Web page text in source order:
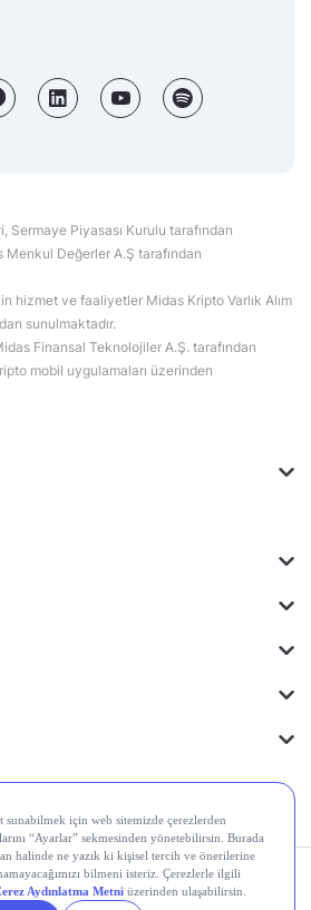
Sermaye Piyasası Kurulu tarafından
Değerler A.Ş tarafından
hizmet ve faaliyetler Midas Kripto Varlık Alım
sunulmaktadır.
Finansal Teknolojiler A.Ş. tarafından
mobil uygulamaları üzerinden
Yasal
Çerez